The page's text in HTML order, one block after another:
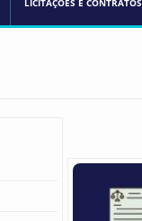
LICITAÇÕES E CONTRATOS